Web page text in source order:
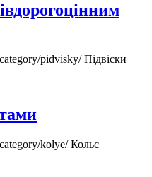
pidvisky/Підвіски
kolye/Кольє